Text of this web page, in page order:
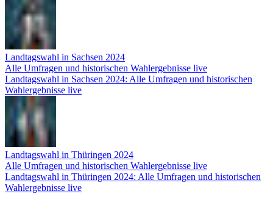
Landtagswahl in Sachsen 2024
Alle Umfragen und historischen Wahlergebnisse live
Landtagswahl in Sachsen 2024: Alle Umfragen und historischen
Wahlergebnisse live
Landtagswahl in Thüringen 2024
Alle Umfragen und historischen Wahlergebnisse live
Landtagswahl in Thüringen 2024: Alle Umfragen und historischen
Wahlergebnisse live